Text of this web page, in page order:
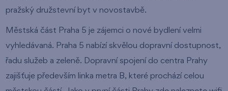
pražský družstevní byt v novostavbě.
Městská část Praha 5 je zájemci o nové bydlení velmi
vyhledávaná. Praha 5 nabízí skvělou dopravní dostupnost,
řadu služeb a zeleně. Dopravní spojení do centra Prahy
zajišťuje především linka metra B, které prochází celou